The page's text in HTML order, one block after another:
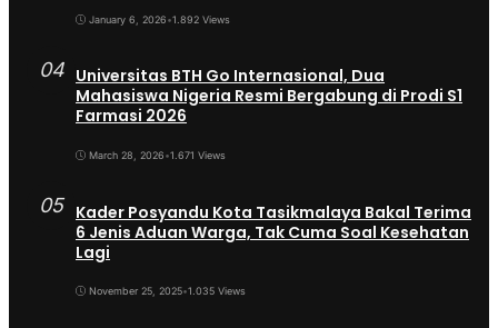
January 6, 2026•1.892 Views
04 Universitas BTH Go Internasional, Dua
Mahasiswa Nigeria Resmi Bergabung di Prodi S1
Farmasi 2026
March 28, 2026•1.671 Views
05 Kader Posyandu Kota Tasikmalaya Bakal Terima
6 Jenis Aduan Warga, Tak Cuma Soal Kesehatan
Lagi
November 25, 2025•1.035 Views